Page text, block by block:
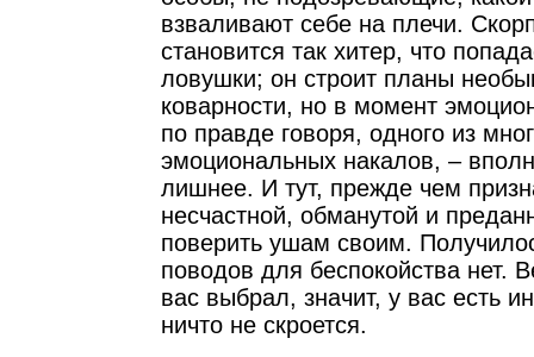
взваливают себе на плечи.
становится так хитер, что
ловушки; он строит планы
коварности, но в момент
по правде говоря, одного из
эмоциональных накалов, –
лишнее. И тут, прежде чем
несчастной, обманутой и
поверить ушам своим.
поводов для беспокойства нет.
вас выбрал, значит, у вас есть
ничто не скроется.